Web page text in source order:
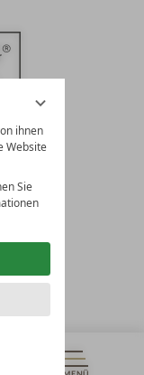
ihnen
Website
Sie
1